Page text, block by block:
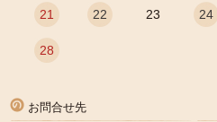
21 22 23 24
28
お問合せ先